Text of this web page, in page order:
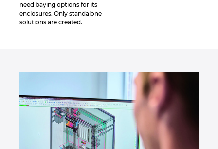
need baying options for its
enclosures. Only standalone
solutions are created.